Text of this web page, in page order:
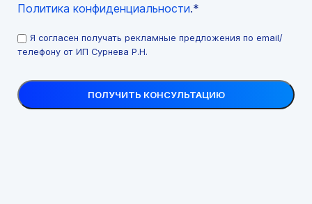
Политика конфиденциальности.*
Я согласен получать рекламные предложения по email/
телефону от ИП Сурнева Р.Н.